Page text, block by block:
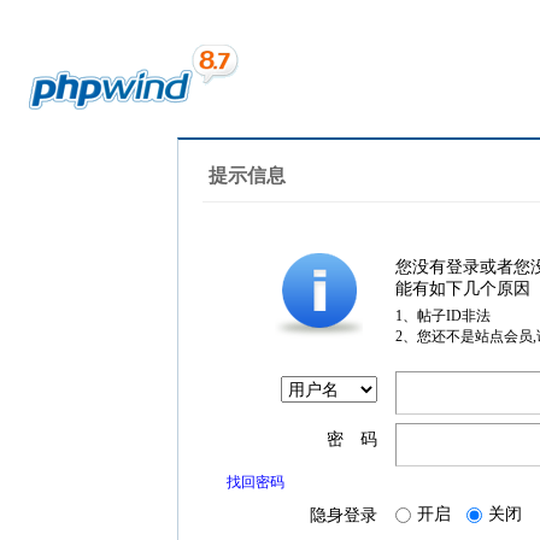
提示信息
您没有登录或者您
能有如下几个原因
1、帖子ID非法
2、您还不是站点会员
密 码
找回密码
隐身登录 开启 关闭